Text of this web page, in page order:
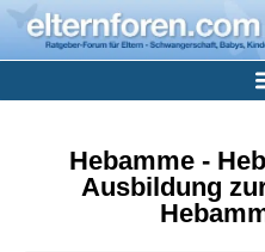
Hebamme -
Ausbildung